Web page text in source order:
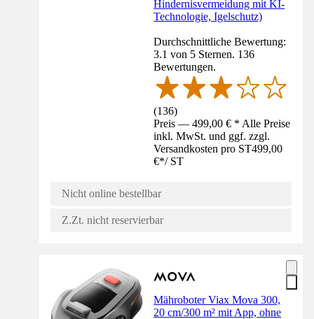
Hindernisvermeidung mit KI-
Technologie, Igelschutz)
Durchschnittliche Bewertung:
3.1 von 5 Sternen. 136
Bewertungen.
(136)
Preis — 499,00 € * Alle Preise
inkl. MwSt. und ggf. zzgl.
Versandkosten pro ST499,00
€*/ ST
Nicht online bestellbar
Z.Zt. nicht reservierbar
Mähroboter Viax Mova 300,
20 cm/300 m² mit App, ohne